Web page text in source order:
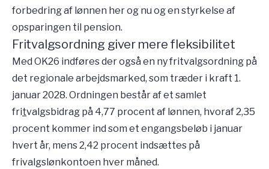
forbedring af lønnen her og nu og en styrkelse af
opsparingen til pension.
Fritvalgsordning giver mere fleksibilitet
Med OK26 indføres der også en ny fritvalgsordning på
det regionale arbejdsmarked, som træder i kraft 1.
januar 2028. Ordningen består af et samlet
fritvalgsbidrag på 4,77 procent af lønnen, hvoraf 2,35
procent kommer ind som et engangsbeløb i januar
hvert år, mens 2,42 procent indsættes på
frivalgslønkontoen hver måned.